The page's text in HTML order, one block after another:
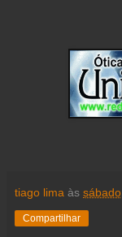
tiago lima às
Compartilhar